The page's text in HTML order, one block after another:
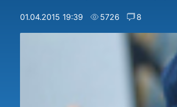
01.04.2015 19:39 5726 8